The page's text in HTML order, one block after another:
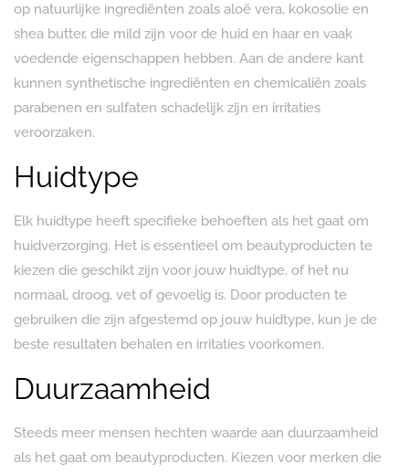
op natuurlijke ingrediënten zoals aloë vera, kokosolie en
shea butter, die mild zijn voor de huid en haar en vaak
voedende eigenschappen hebben. Aan de andere kant
kunnen synthetische ingrediënten en chemicaliën zoals
parabenen en sulfaten schadelijk zijn en irritaties
veroorzaken.
Huidtype
Elk huidtype heeft specifieke behoeften als het gaat om
huidverzorging. Het is essentieel om beautyproducten te
kiezen die geschikt zijn voor jouw huidtype, of het nu
normaal, droog, vet of gevoelig is. Door producten te
gebruiken die zijn afgestemd op jouw huidtype, kun je de
beste resultaten behalen en irritaties voorkomen.
Duurzaamheid
Steeds meer mensen hechten waarde aan duurzaamheid
als het gaat om beautyproducten. Kiezen voor merken die